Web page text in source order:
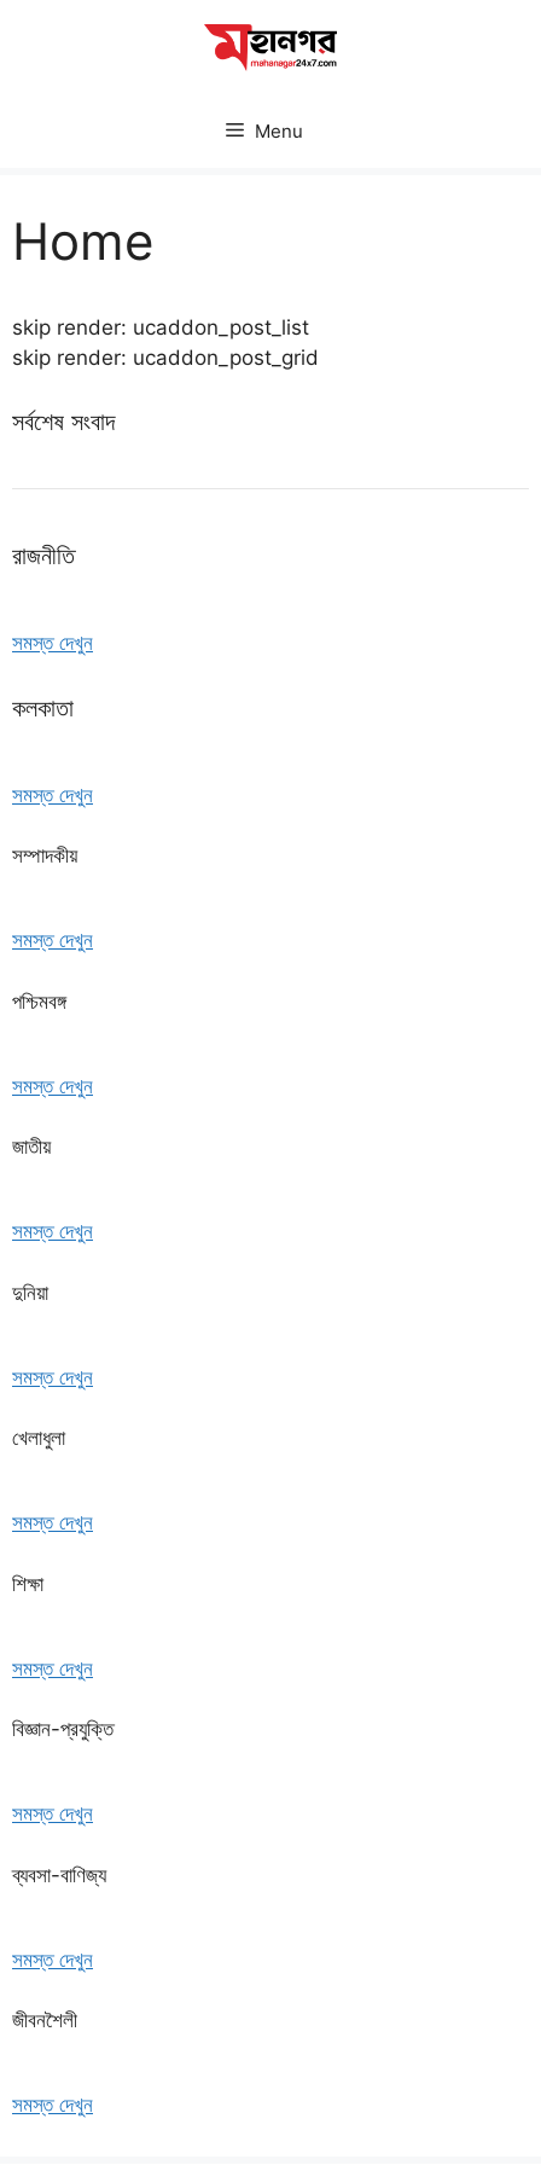
Menu
Home
skip render: ucaddon_post_list
skip render: ucaddon_post_grid
সর্বশেষ সংবাদ
রাজনীতি
সমস্ত দেখুন
কলকাতা
সমস্ত দেখুন
সম্পাদকীয়
সমস্ত দেখুন
পশ্চিমবঙ্গ
সমস্ত দেখুন
জাতীয়
সমস্ত দেখুন
দুনিয়া
সমস্ত দেখুন
খেলাধুলা
সমস্ত দেখুন
শিক্ষা
সমস্ত দেখুন
বিজ্ঞান-প্রযুক্তি
সমস্ত দেখুন
ব্যবসা-বাণিজ্য
সমস্ত দেখুন
জীবনশৈলী
সমস্ত দেখুন